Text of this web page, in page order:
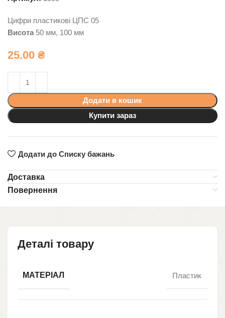
Цифри пластикові ЦПС 05
Висота 50 мм, 100 мм
25.00₴
Додати в кошик
Купити зараз
Додати до Списку бажань
Доставка
Повернення
Деталі товару
МАТЕРІАЛ Пластик